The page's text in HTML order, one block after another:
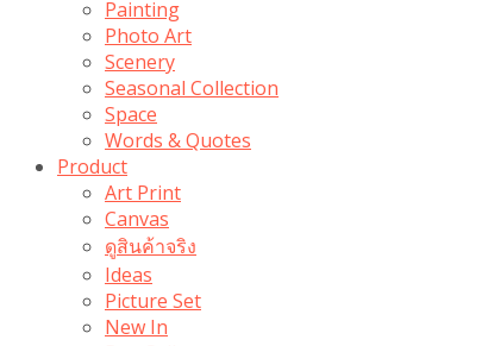
Painting
Photo Art
Scenery
Seasonal Collection
Space
Words & Quotes
Product
Art Print
Canvas
ดูสินค้าจริง
Ideas
Picture Set
New In